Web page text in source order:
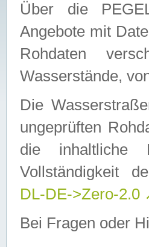
Über die
Angebote mit
Rohdaten
Wasserstände,
Die
ungeprüften
die inhaltliche
Vollständigkeit
DL-DE->Zero-2.0
Bei Fragen oder